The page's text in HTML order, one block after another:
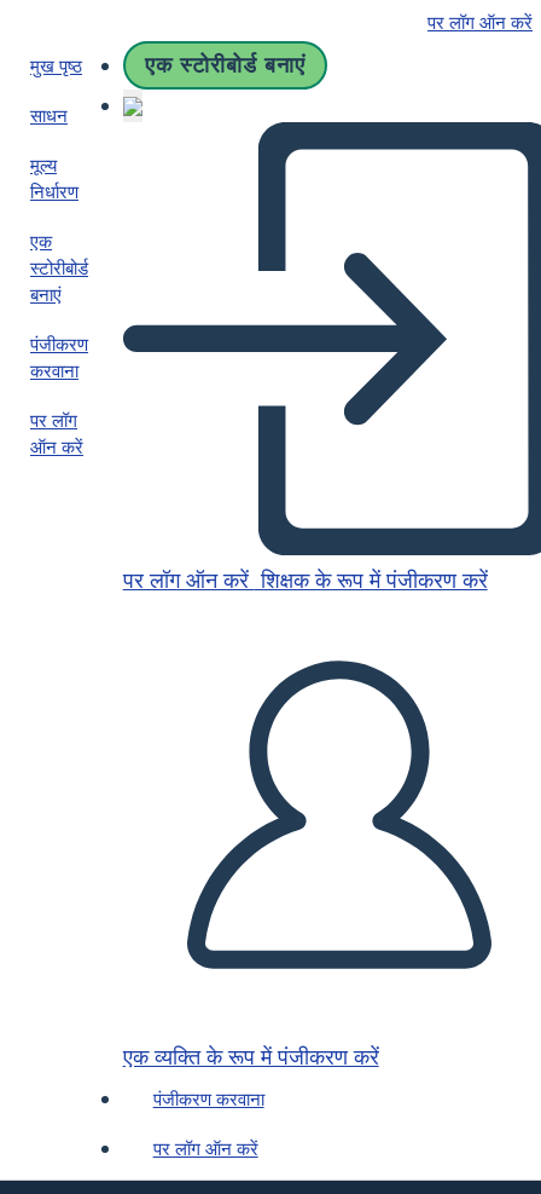
पर लॉग ऑन करें
मुख पृष्ठ
साधन
मूल्य
निर्धारण
एक
स्टोरीबोर्ड
बनाएं
पंजीकरण
करवाना
पर लॉग
ऑन करें
एक स्टोरीबोर्ड बनाएं
पर लॉग ऑन करें शिक्षक के रूप में पंजीकरण करें
एक व्यक्ति के रूप में पंजीकरण करें
पंजीकरण करवाना
पर लॉग ऑन करें